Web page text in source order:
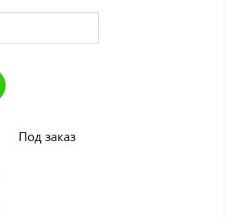
Под заказ